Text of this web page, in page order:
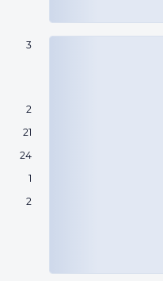
3
2
21
24
1
2